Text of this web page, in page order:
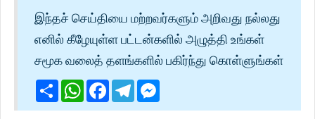
இந்தச் செய்தியை மற்றவர்களும் அறிவது நல்லது
எனில் கீழேயுள்ள பட்டன்களில் அழுத்தி உங்கள்
சமூக வலைத் தளங்களில் பகிர்ந்து கொள்ளுங்கள்
ShareWhatsApp
Facebook
Telegram